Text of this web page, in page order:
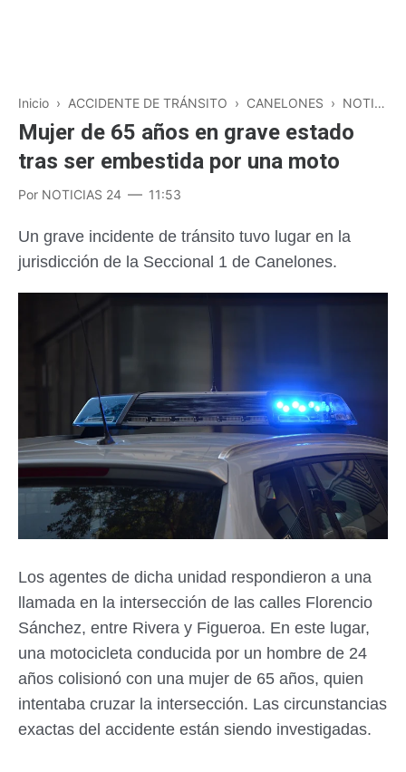
Inicio › ACCIDENTE DE TRÁNSITO › CANELONES › NOTICIAS
Mujer de 65 años en grave estado
tras ser embestida por una moto
Por NOTICIAS 24 11:53
Un grave incidente de tránsito tuvo lugar en la
jurisdicción de la Seccional 1 de Canelones.
Los agentes de dicha unidad respondieron a una
llamada en la intersección de las calles Florencio
Sánchez, entre Rivera y Figueroa. En este lugar,
una motocicleta conducida por un hombre de 24
años colisionó con una mujer de 65 años, quien
intentaba cruzar la intersección. Las circunstancias
exactas del accidente están siendo investigadas.